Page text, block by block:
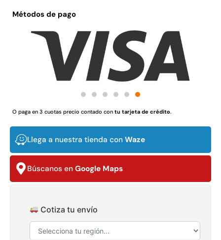
Métodos de pago
O paga en 3 cuotas precio contado con tu tarjeta de crédito.
Llega a nuestra tienda con Waze
Búscanos en Google Maps
Cotiza tu envío
37%
Juego Modular 03
QplayGround
$5.987.128
Importado USA: Crown
$2.892.120